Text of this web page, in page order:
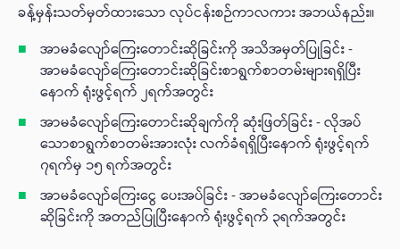
ခန့်မှန်းသတ်မှတ်ထားသော လုပ်ငန်းစဉ်ကာလကား အဘယ်နည်း။
အာမခံလျော်ကြေးတောင်းဆိုခြင်းကို အသိအမှတ်ပြုခြင်း -
အာမခံလျော်ကြေးတောင်းဆိုခြင်းစာရွက်စာတမ်းများရရှိပြီး
နောက် ရုံးဖွင့်ရက် ၂ရက်အတွင်း
အာမခံလျော်ကြေးတောင်းဆိုချက်ကို ဆုံးဖြတ်ခြင်း - လိုအပ်
သောစာရွက်စာတမ်းအားလုံး လက်ခံရရှိပြီးနောက် ရုံးဖွင့်ရက်
၇ရက်မှ ၁၅ ရက်အတွင်း
အာမခံလျော်ကြေးငွေ ပေးအပ်ခြင်း - အာမခံလျော်ကြေးတောင်း
ဆိုခြင်းကို အတည်ပြုပြီးနောက် ရုံးဖွင့်ရက် ၃ရက်အတွင်း